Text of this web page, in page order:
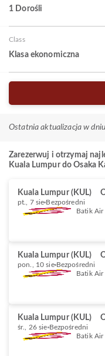
1 Dorośli
Class
Klasa ekonomiczna
Ostatnia aktualizacja w dniu
Zarezerwuj i otrzymaj
Kuala Lumpur do Osaka
Kuala Lumpur (KUL)
pt., 7 sie Bezpośredni
Batik Air
Kuala Lumpur (KUL)
pon., 10 sie Bezpośredni
Batik Air
Kuala Lumpur (KUL)
śr., 26 sie Bezpośredni
Batik Air